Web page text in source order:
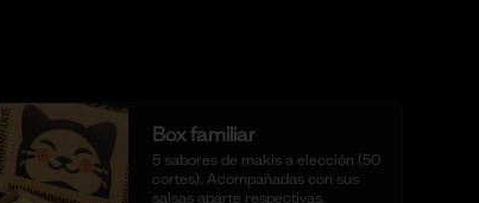
Box familiar
5 sabores de makis a elección (50
cortes). Acompañadas con sus
salsas aparte respectivas.